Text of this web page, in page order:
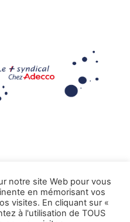
notre site Web pour vous
en mémorisant vos
visites. En cliquant sur «
à l'utilisation de TOUS